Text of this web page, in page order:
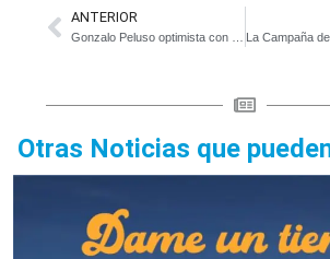
ANTERIOR
Otras Noticias que